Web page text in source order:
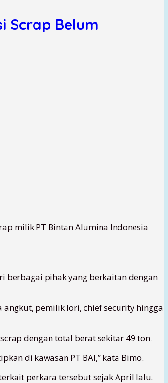
Scrap Belum
milik PT Bintan Alumina Indonesia
berbagai pihak yang berkaitan dengan
angkut, pemilik lori, chief security hingga
dengan total berat sekitar 49 ton.
di kawasan PT BAI,” kata Bimo.
perkara tersebut sejak April lalu.